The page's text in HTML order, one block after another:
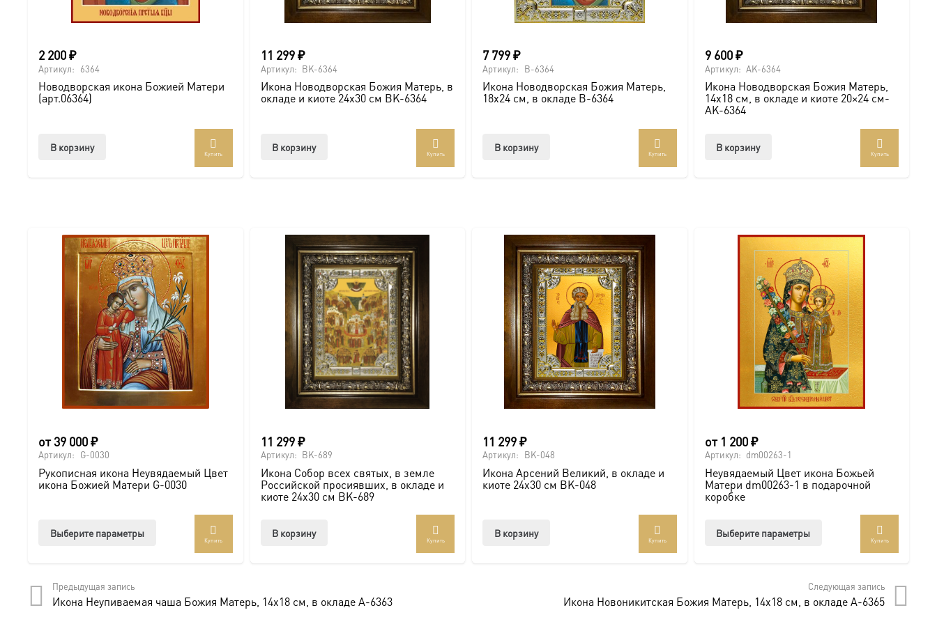
Мы доставляем эти уникальные иконы в надежной упаковке по всей России. Возможно изготовление под заказ в нужном вам размере. Дарите с глубоким смыслом!
A-6364 можно онлайн
2 200₽
Артикул: 6364
Новодворская икона Божией Матери
(арт.06364)
В корзину
Купить
11 299₽
Артикул: BK-6364
Икона Новодворская Божия Матерь, в
окладе и киоте 24х30 см BK-6364
В корзину
Купить
7 799₽
Артикул: B-6364
Икона Новодворская Божия Матерь,
18х24 см, в окладе B-6364
В корзину
Купить
9 600₽
Артикул: AK-6364
Икона Новодворская Божия Матерь,
14х18 см, в окладе и киоте 20×24 см-
AK-6364
В корзину
Купить
от39 000₽
Артикул: G-0030
Рукописная икона Неувядаемый Цвет
икона Божией Матери G-0030
Выберите параметры
Купить
11 299₽
Артикул: BK-689
Икона Собор всех святых, в земле
Российской просиявших, в окладе и
киоте 24х30 см BK-689
В корзину
Купить
11 299₽
Артикул: BK-048
Икона Арсений Великий, в окладе и
киоте 24х30 см BK-048
В корзину
Купить
от 1 200₽
Артикул: dm00263-1
Неувядаемый Цвет икона Божьей
Матери dm00263-1 в подарочной
коробке
Выберите параметры
вариаций.
Опции
Купить
Предыдущая запись
Икона Неупиваемая чаша Божия Матерь, 14х18 см, в окладе A-6363
Следующая запись
Икона Новоникитская Божия Матерь, 14х18 см, в окладе A-6365